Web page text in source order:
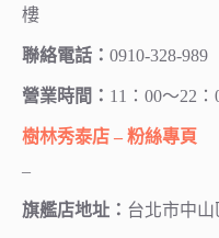
樓
聯絡電話： 0910-328-989
營業時間： 11：00～22：
樹林秀泰店 – 粉絲專頁
–
旗艦店地址： 台北市中